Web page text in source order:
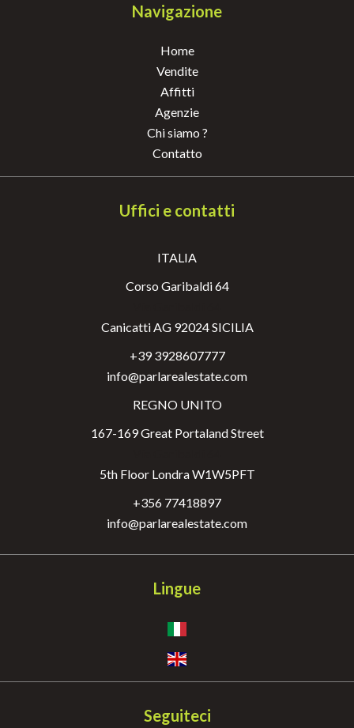
Navigazione
Home
Vendite
Affitti
Agenzie
Chi siamo ?
Contatto
Uffici e contatti
ITALIA
Corso Garibaldi 64
Canicatti AG 92024 SICILIA
+39 3928607777
info@parlarealestate.com
REGNO UNITO
167-169 Great Portaland Street
5th Floor Londra W1W5PFT
+356 77418897
info@parlarealestate.com
Lingue
Seguiteci